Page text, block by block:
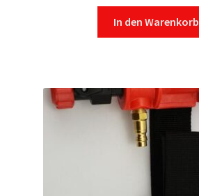
In den Warenkorb